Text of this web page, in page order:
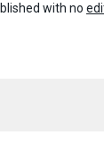
with no